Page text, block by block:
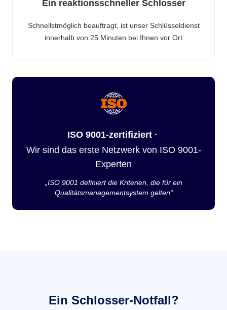
Ein reaktionsschneller Schlosser
Schnellstmöglich beauftragt, ist unser Schlüsseldienst
innerhalb von 25 Minuten bei Ihnen vor Ort
ISO 9001-zertifiziert ·
Wir sind das erste Netzwerk von ISO 9001-
Experten
„ISO 9001 definiert die Kriterien, die für ein
Qualitätsmanagementsystem gelten“
Ein Schlosser-Notfall?